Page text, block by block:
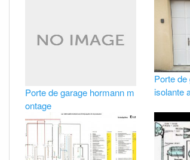
Porte de garage hormann m
ontage
Porte
isolante